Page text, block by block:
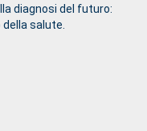
diagnosi del futuro:
salute.